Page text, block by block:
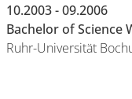
10.2003 - 09.2006
Bachelor of Science
Ruhr-Universität